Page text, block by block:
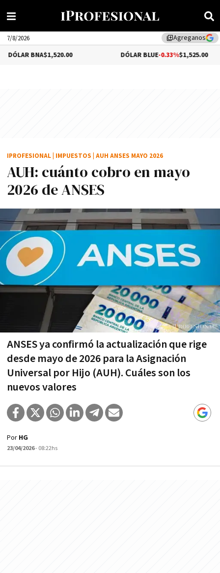
library_addAgreganos
7/8/2026
$1,520.00 DÓLAR BLUE-0.33% $1,525.00
AUH: cuánto cobro en mayo
2026 de ANSES
ANSES ya confirmó la actualización que rige
desde mayo de 2026 para la Asignación
Universal por Hijo (AUH). Cuáles son los
nuevos valores
IPROFESIONAL IMPUESTOS AUH ANSES MAYO 2026
Por HG
23/04/2026- 08:22hs